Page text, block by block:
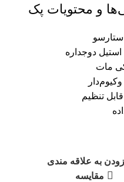
و محتویات پک
دوجداره
مات
تنظیم
به علاقه مندی
مقایسه